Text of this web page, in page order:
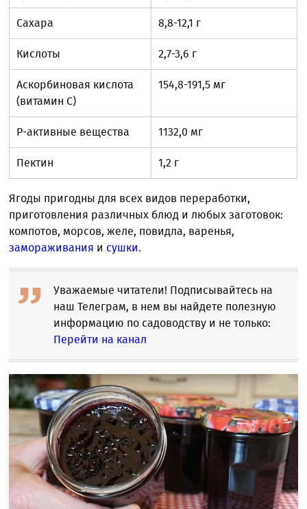
Сахара 8,8-12,1 г
Кислоты 2,7-3,6 г
Аскорбиновая кислота
(витамин С)
154,8-191,5 мг
Р-активные вещества 1132,0 мг
Пектин 1,2 г
Ягоды пригодны для всех видов переработки,
приготовления различных блюд и любых заготовок:
компотов, морсов, желе, повидла, варенья,
замораживания и сушки.
Уважаемые читатели! Подписывайтесь на
наш Телеграм, в нем вы найдете полезную
информацию по садоводству и не только:
Перейти на канал